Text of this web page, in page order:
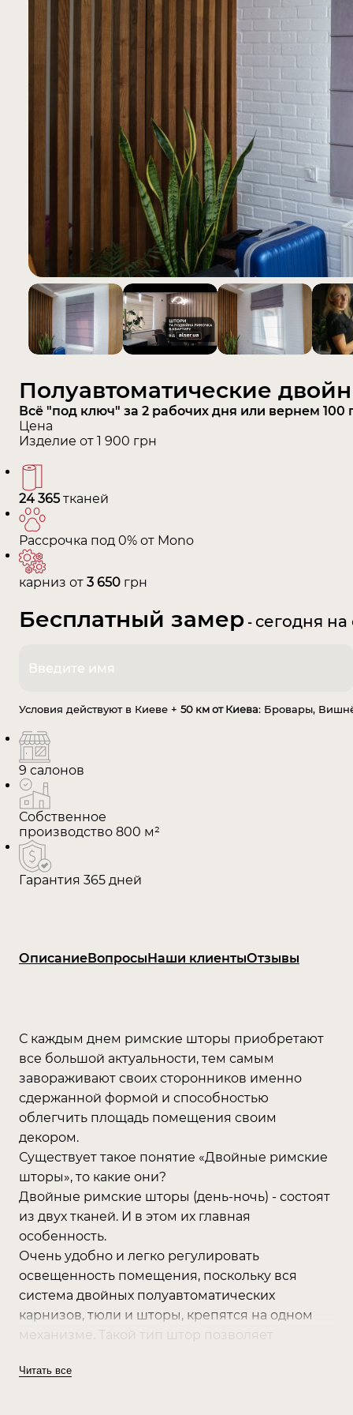
Полуавтоматические
Всё "под ключ" за 2 рабочих дня или вернем
Цена
Изделие от 1 900 грн
24 365 тканей
Рассрочка под 0% от Mono
карниз от 3 650 грн
Бесплатный замер - сегодня на
Условия действуют в Киеве + 50 км от Киева: Бровары,
9 салонов
Собственное
производство 800 м²
Гарантия 365 дней
ОписаниеВопросы Наши клиентыОтзывы
С каждым днем ​​римские шторы приобретают
все большой актуальности, тем самым
завораживают своих сторонников именно
сдержанной формой и способностью
облегчить площадь помещения своим
декором.
Существует такое понятие «Двойные римские
шторы», то какие они?
Двойные римские шторы (день-ночь) - состоят
из двух тканей. И в этом их главная
особенность.
Очень удобно и легко регулировать
освещенность помещения, поскольку вся
система двойных полуавтоматических
карнизов, тюли и шторы, крепятся на одном
механизме. Такой тип штор позволяет
тоньше ткани (солнцезащитную ткань и тюль),
Читать все